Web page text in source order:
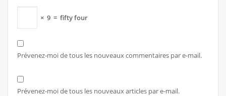
× 9 = fifty four
Prévenez-moi de tous les nouveaux commentaires par e-mail.
Prévenez-moi de tous les nouveaux articles par e-mail.